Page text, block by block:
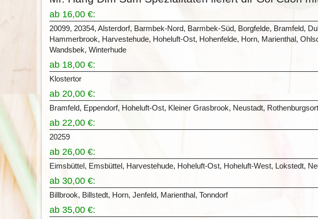
ab 16,00 €:
20099, 20354, Alsterdorf, Barmbek-Nord, Barmbek-Süd, Borgfelde, Bramfeld,
Hammerbrook, Harvestehude, Hoheluft-Ost, Hohenfelde, Horn, Marienthal,
Wandsbek, Winterhude
ab 18,00 €:
Klostertor
ab 20,00 €:
Bramfeld, Eppendorf, Hoheluft-Ost, Kleiner Grasbrook, Neustadt,
ab 22,00 €:
20259
ab 26,00 €:
Eimsbüttel, Emsbüttel, Harvestehude, Hoheluft-Ost, Hoheluft-West, Lokstedt,
ab 30,00 €:
Billbrook, Billstedt, Horn, Jenfeld, Marienthal, Tonndorf
ab 35,00 €: